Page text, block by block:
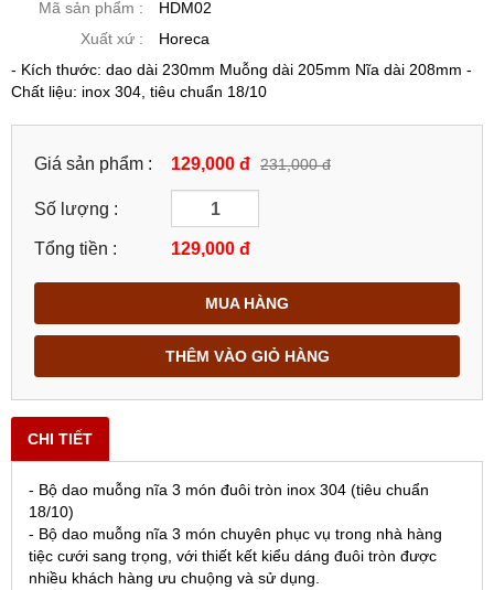
Mã sản phẩm :
HDM02
Xuất xứ :
Horeca
- Kích thước: dao dài 230mm Muỗng dài 205mm Nĩa dài 208mm -
Chất liệu: inox 304, tiêu chuẩn 18/10
Giá sản phẩm : 129,000 đ 231,000 đ
Số lượng :
Tổng tiền : 129,000 đ
MUA HÀNG
THÊM VÀO GIỎ HÀNG
CHI TIẾT
- Bộ dao muỗng nĩa 3 món đuôi tròn inox 304 (tiêu chuẩn
18/10)
- Bộ dao muỗng nĩa 3 món chuyên phục vụ trong nhà hàng
tiệc cưới sang trọng, với thiết kết kiểu dáng đuôi tròn được
nhiều khách hàng ưu chuộng và sử dụng.